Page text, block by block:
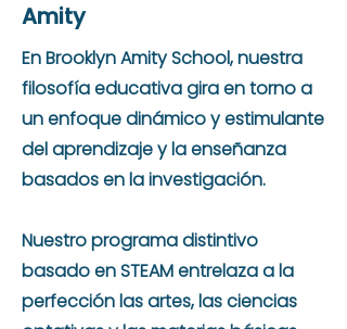
Amity
En Brooklyn Amity School, nuestra
filosofía educativa gira en torno a
un enfoque dinámico y estimulante
del aprendizaje y la enseñanza
basados en la investigación.
Nuestro programa distintivo
basado en STEAM entrelaza a la
perfección las artes, las ciencias